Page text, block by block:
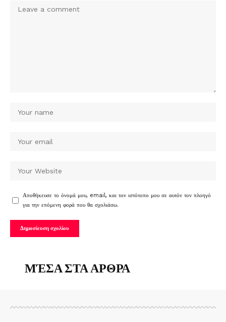
Αποθήκευσε το όνομά μου, email, και τον ιστότοπο μου σε αυτόν τον πλοηγό
για την επόμενη φορά που θα σχολιάσω.
ΜΈΣΑ ΣΤΑ ΑΡΘΡΑ